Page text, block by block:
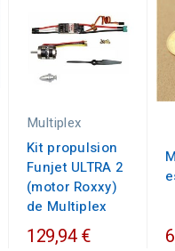
Multiplex
Kit propulsion
Funjet ULTRA 2
(motor Roxxy)
de Multiplex
129,94 €